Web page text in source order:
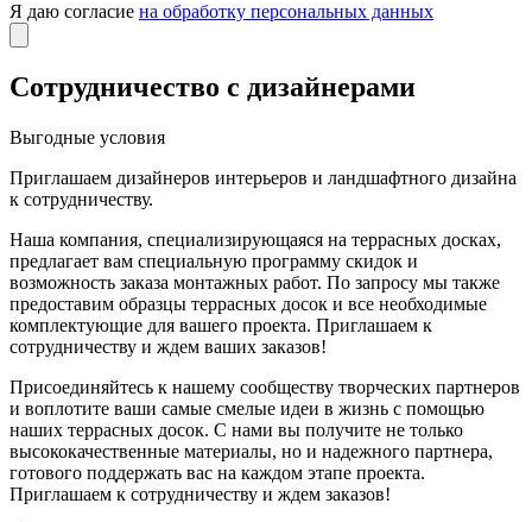
Я даю согласие на обработку персональных данных
Сотрудничество с дизайнерами
Выгодные условия
Приглашаем дизайнеров интерьеров и ландшафтного дизайна
к сотрудничеству.
Наша компания, специализирующаяся на террасных досках,
предлагает вам специальную программу скидок и
возможность заказа монтажных работ. По запросу мы также
предоставим образцы террасных досок и все необходимые
комплектующие для вашего проекта. Приглашаем к
сотрудничеству и ждем ваших заказов!
Присоединяйтесь к нашему сообществу творческих партнеров
и воплотите ваши самые смелые идеи в жизнь с помощью
наших террасных досок. С нами вы получите не только
высококачественные материалы, но и надежного партнера,
готового поддержать вас на каждом этапе проекта.
Приглашаем к сотрудничеству и ждем заказов!